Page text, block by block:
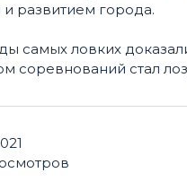
развитием города.
самых ловких
соревнований стал